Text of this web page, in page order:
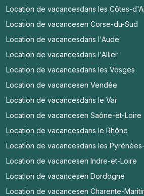
Location de vacancesdans les Côtes-
Location de vacancesen Corse-du-Sud
Location de vacancesdans l'Aude
Location de vacancesdans l'Allier
Location de vacancesdans les Vosges
Location de vacancesen Vendée
Location de vacancesdans le Var
Location de vacancesen Saône-et-Loire
Location de vacancesdans le Rhône
Location de vacancesdans les
Location de vacancesen Indre-et-Loire
Location de vacancesen Dordogne
Location de vacancesen Charente-